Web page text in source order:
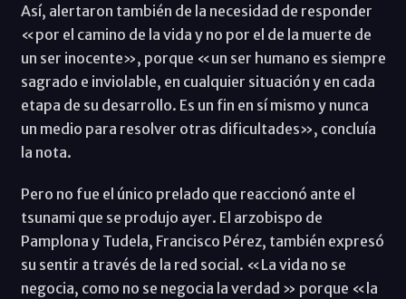
Así, alertaron también de la necesidad de responder
«por el camino de la vida y no por el de la muerte de
un ser inocente», porque «un ser humano es siempre
sagrado e inviolable, en cualquier situación y en cada
etapa de su desarrollo. Es un fin en sí mismo y nunca
un medio para resolver otras dificultades», concluía
la nota.
Pero no fue el único prelado que reaccionó ante el
tsunami que se produjo ayer. El arzobispo de
Pamplona y Tudela, Francisco Pérez, también expresó
su sentir a través de la red social. «La vida no se
negocia, como no se negocia la verdad » porque «la